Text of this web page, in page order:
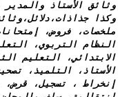
وكذا